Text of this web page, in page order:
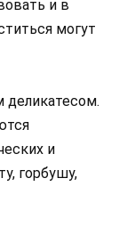
и в
могут
деликатесом.
и
горбушу,